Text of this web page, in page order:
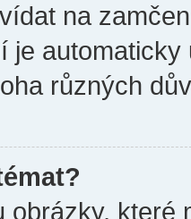
na
je
různých
obrázky,